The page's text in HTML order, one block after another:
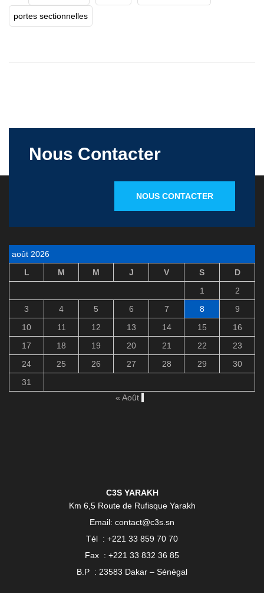
portes sectionnelles
Nous Contacter
NOUS CONTACTER
août 2026
L
M M J V S
D
1
2
3
4 5 6 7 8
9
10
11 12 13 14 15
16
17
18 19 20 21 22
23
24
25 26 27 28 29
30
31
« Août
C3S YARAKH
Km 6,5 Route de Rufisque Yarakh
Email: contact@c3s.sn
Tél : +221 33 859 70 70
Fax : +221 33 832 36 85
B.P : 23583 Dakar – Sénégal